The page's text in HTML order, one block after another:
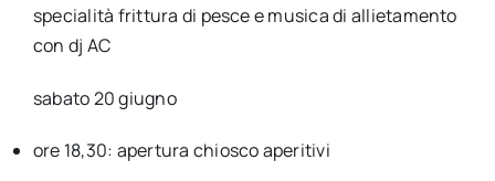
specialità frittura di pesce e musica di allietamento
con dj AC
sabato 20 giugno
ore 18,30: apertura chiosco aperitivi